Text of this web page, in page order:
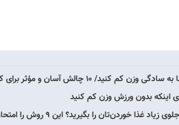
وزن کم کنید/ ۱۰ چالش آسان و مؤثر برای کاهش وزن
غذا خوردن‌تان را بگیرید؟ این ۹ روش را امتحان کنید